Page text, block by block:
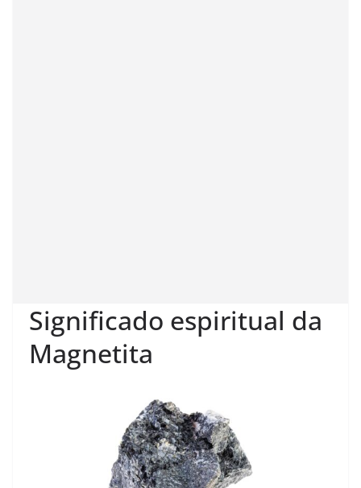
Significado espiritual da
Magnetita